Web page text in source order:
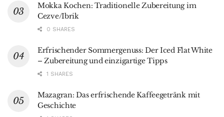
Mokka Kochen: Traditionelle Zubereitung im
Cezve/Ibrik
0 SHARES
Erfrischender Sommergenuss: Der Iced Flat White
– Zubereitung und einzigartige Tipps
1 SHARES
Mazagran: Das erfrischende Kaffeegetränk mit
Geschichte